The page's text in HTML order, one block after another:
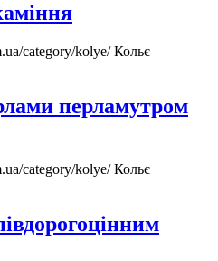
category/kolye/Кольє
перламутром
category/kolye/Кольє